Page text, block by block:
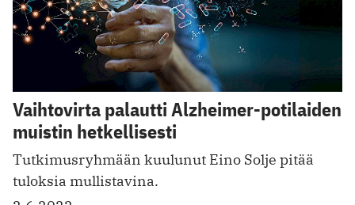
Vaihtovirta palautti Alzheimer-potilaiden
muistin hetkellisesti
Tutkimusryhmään kuulunut Eino Solje pitää
tuloksia mullistavina.